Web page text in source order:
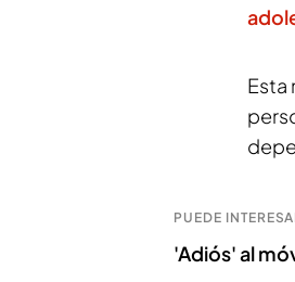
Esta
PUEDE
'Adiós' al